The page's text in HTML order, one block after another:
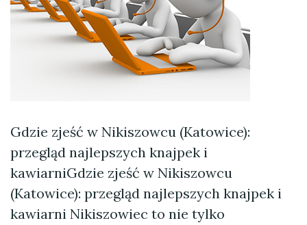
Gdzie zjeść w Nikiszowcu (Katowice):
przegląd najlepszych knajpek i
kawiarniGdzie zjeść w Nikiszowcu
(Katowice): przegląd najlepszych knajpek i
kawiarni Nikiszowiec to nie tylko